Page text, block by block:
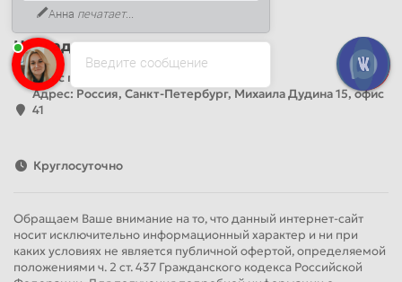
info@sandwichpanelsvspb.ru
Наш адрес
Офис продаж
Адрес: Россия, Санкт-Петербург, Михаила Дудина 15, офис
41
Круглосуточно
Обращаем Ваше внимание на то, что данный интернет-сайт
носит исключительно информационный характер и ни при
каких условиях не является публичной офертой, определяемой
положениями ч. 2 ст. 437 Гражданского кодекса Российской
Введите сообщение
Анна печатает...